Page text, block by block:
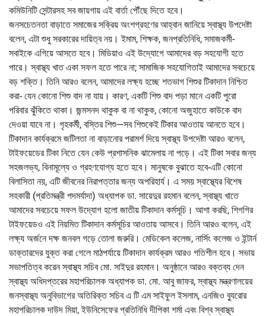
কমিউনিটি সেন্টারসহ সব জায়গায় এই বার্তা পৌঁছে দিতে হবে।
জনসচেতনতা বাড়াতে সমাজের সক্রিয় অংশগ্রহণের আহ্বান জানিয়ে স্বাস্থ্য উপদেষ্টা
বলেন, এটা শুধু সরকারের দায়িত্ব নয়। ইমাম, শিক্ষক, জনপ্রতিনিধি, সমাজকর্মী-
সবাইকে এগিয়ে আসতে হবে। মিডিয়াও এই উদ্যোগে আমাদের বড় সহযোগী হতে
পারে। স্বাস্থ্য খাত একা সফল হতে পারে না; সামাজিক সহযোগিতাই আমাদের সবচেয়ে
বড় শক্তি। তিনি আরও বলেন, আমাদের লক্ষ্য হচ্ছে শতভাগ শিশুর টিকাদান নিশ্চিত
করা- যেন কোনো শিশু বাদ না যায়। কারণ, একটি শিশু বাদ পড়া মানে একটি পুরো
পরিবার ঝুঁকিতে থাকা। জন্মসনদ থাকুক বা না থাকুক, কোনো অজুহাতে কাউকে বাদ
দেওয়া যাবে না। গৃহকর্মী, বস্তির শিশু—সব শিশুকেই টিকার আওতায় আনতে হবে।
টিকাদান কার্যক্রমে জটিলতা না বাড়ানোর পরামর্শ দিয়ে স্বাস্থ্য উপদেষ্টা আরও বলেন,
টাইফয়েডের টিকা নিতে যেন কেউ প্রশাসনিক ঝামেলায় না পড়ে। এই টিকা সবার জন্য
সহজলভ্য, বিনামূল্যে ও গ্রহণযোগ্য হতে হবে। মানুষকে বুঝাতে হবে-এটি কোনো
বিলাসিতা নয়, এটি জীবনের নিরাপত্তার জন্য অপরিহার্য। এ সময় স্বাস্থ্যের বিশেষ
সহকারী (প্রতিমন্ত্রী পদমর্যাদা) অধ্যাপক ডা. সায়েদুর রহমান বলেন, স্বাস্থ্য খাতে
আমাদের সবচেয়ে সফল উদ্যোগ হলো জাতীয় টিকাদান কর্মসূচি। আশা করছি, শিগগির
টাইফয়েডও এই নিয়মিত টিকাদান কর্মসূচির আওতায় আসবে। তিনি আরও বলেন, এই
লক্ষ্য অর্জনে দক্ষ জনবল গড়ে তোলা জরুরি। মেডিকেল কলেজ, নার্সিং কলেজ ও ইন্টার্ন
ডাক্তারদের যুক্ত করা গেলে মাঠপর্যায়ে টিকাদান কার্যক্রম আরও গতিশীল হবে। সভায়
সভাপতিত্ব করেন স্বাস্থ্য সচিব মো. সাইদুর রহমান। অনুষ্ঠানে আরও বক্তব্য দেন
স্বাস্থ্য অধিদপ্তরের মহাপরিচালক অধ্যাপক ডা. মো. আবু জাফর, স্বাস্থ্য মন্ত্রণালয়ের
জনস্বাস্থ্য অনুবিভাগের অতিরিক্ত সচিব এ টি এম সাইফুল ইসলাম, এনজিও ব্যুরোর
মহাপরিচালক দাউদ মিয়া, ইউনিসেফের প্রতিনিধি দীপিকা শর্মা এবং বিশ্ব স্বাস্থ্য